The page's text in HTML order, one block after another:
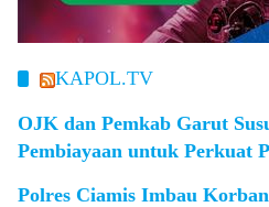
KAPOL.TV
OJK dan Pemkab Garut
Pembiayaan untuk Perkuat
Polres Ciamis Imbau